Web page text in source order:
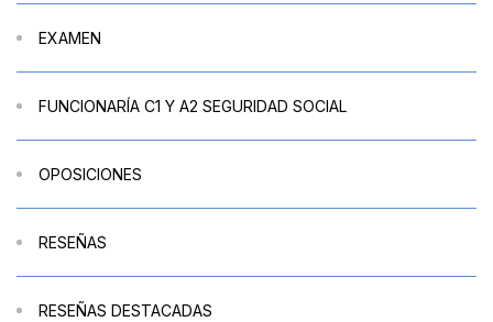
EXAMEN
FUNCIONARÍA C1 Y A2 SEGURIDAD SOCIAL
OPOSICIONES
RESEÑAS
RESEÑAS DESTACADAS